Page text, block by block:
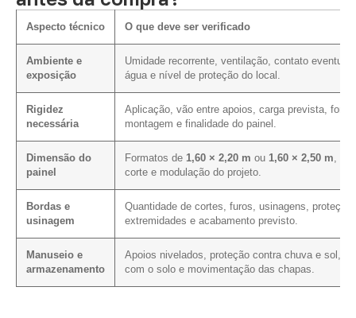
Aspecto técnico O que deve ser verificado
Ambiente e
exposição
Umidade recorrente, ventilação, contato eventual
água e nível de proteção do local.
Rigidez
necessária
Aplicação, vão entre apoios, carga prevista,
montagem e finalidade do painel.
Dimensão do
painel
Formatos de 1,60 × 2,20 m ou 1,60 × 2,50 m,
corte e modulação do projeto.
Bordas e
usinagem
Quantidade de cortes, furos, usinagens, proteção
extremidades e acabamento previsto.
Manuseio e
armazenamento
Apoios nivelados, proteção contra chuva e sol,
com o solo e movimentação das chapas.